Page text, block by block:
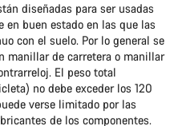
diseñadas para ser usadas
en buen estado en las que las
con el suelo. Por lo general se
manillar de carretera o manillar
El peso total
no debe exceder los 120
verse limitado por las
de los componentes.